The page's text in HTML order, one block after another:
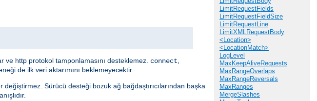
ve http protokol tamponlamasını desteklemez. connect
de ilk veri aktarımını beklemeyecektir.
Sürücü desteği bozuk ağ bağdaştırıcılarından başka
LimitRequestFields
LimitRequestFieldSize
LimitRequestLine
LimitXMLRequestBody
<Location>
<LocationMatch>
LogLevel
MaxKeepAliveRequests
MaxRangeOverlaps
MaxRangeReversals
MaxRanges
MergeSlashes